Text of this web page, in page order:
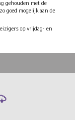
gehouden met de
goed mogelijk aan de
op vrijdag- en